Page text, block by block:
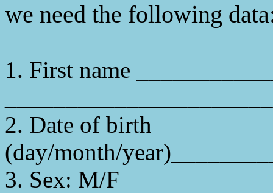
we need the following
1. First name
2. Date of birth
(day/month/year)_
3. Sex: M/F